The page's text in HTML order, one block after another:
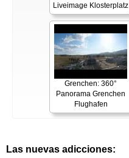
Liveimage Klosterplatz
Grenchen: 360°
Panorama Grenchen
Flughafen
Las nuevas adicciones: